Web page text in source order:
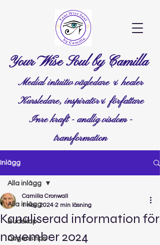
Your Wise Soul by Camilla
Medial intuitiv vägledare & healer
Kursledare, inspiratör& författare
Inre kraft - andlig visdom -
transformation
Inlägg
Alla inlägg
Budskap
Dagens tips
Alla inlägg
Kanaliserad information för
november 2024
Camilla Cronwall
1 nov. 2024 2 min läsning